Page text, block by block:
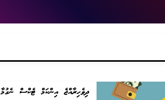
ދިވެހިރާއްޖެ އިންކަމް ޓެކްސް ނެގުމާ